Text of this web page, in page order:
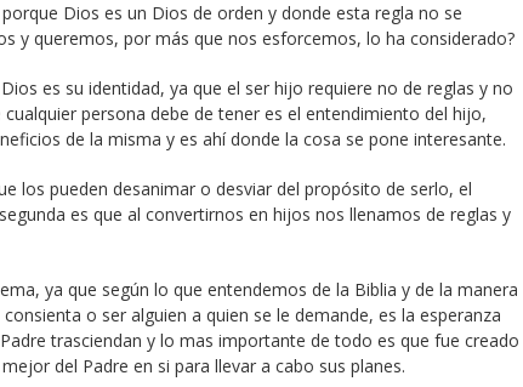
Dios es un Dios de orden y donde esta regla no se
y queremos, por más que nos esforcemos, lo ha considerado?
es su identidad, ya que el ser hijo requiere no de reglas y no
persona debe de tener es el entendimiento del hijo,
de la misma y es ahí donde la cosa se pone interesante.
los pueden desanimar o desviar del propósito de serlo, el
es que al convertirnos en hijos nos llenamos de reglas y
ya que según lo que entendemos de la Biblia y de la manera
o ser alguien a quien se le demande, es la esperanza
trasciendan y lo mas importante de todo es que fue creado
del Padre en si para llevar a cabo sus planes.